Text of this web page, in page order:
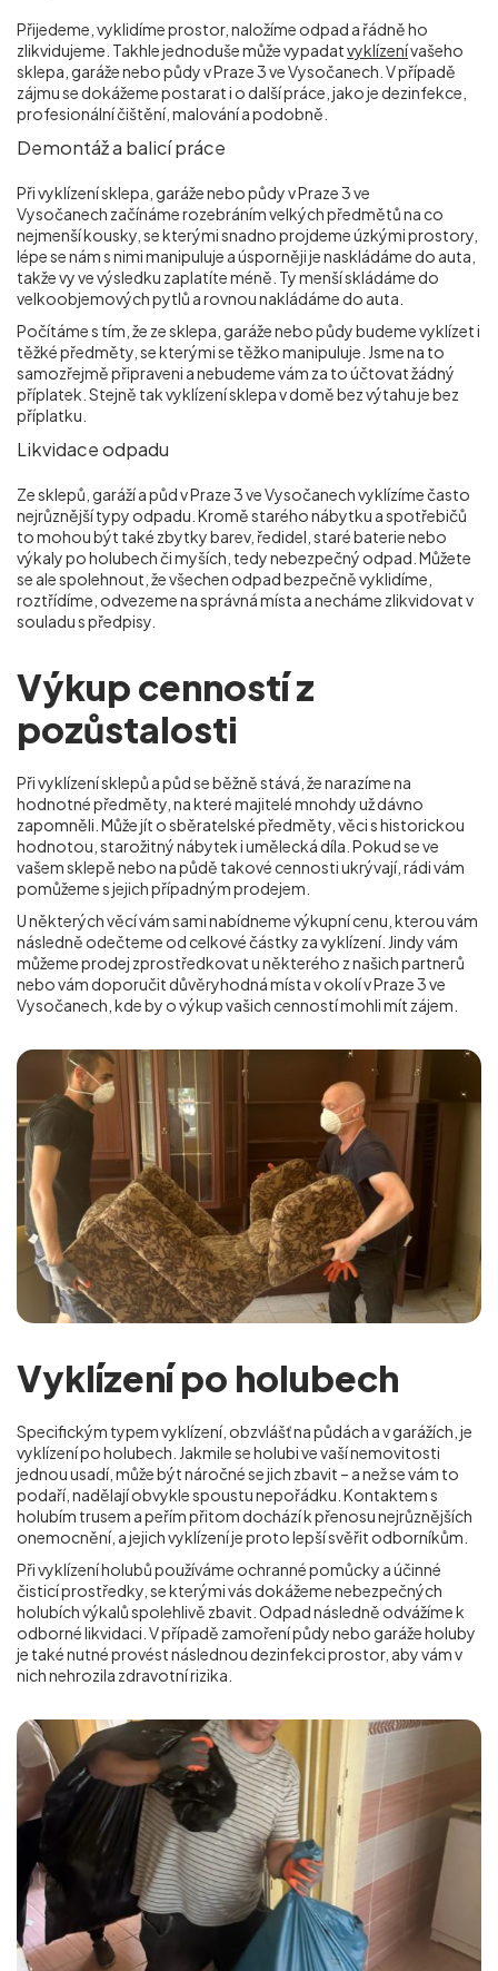
Přijedeme, vyklidíme prostor, naložíme odpad a řádně ho
zlikvidujeme. Takhle jednoduše může vypadatvyklízenívašeho
sklepa, garáže nebo půdy v Praze 3 ve Vysočanech . V případě
zájmu se dokážeme postarat i o další práce, jako je dezinfekce,
profesionální čištění, malování a podobně.
Demontáž a balicí práce
Při vyklízení sklepa, garáže nebo půdy v Praze 3 ve
Vysočanech začínáme rozebráním velkých předmětů na co
nejmenší kousky, se kterými snadno projdeme úzkými prostory,
lépe se nám s nimi manipuluje a úsporněji je naskládáme do auta,
takže vy ve výsledku zaplatíte méně. Ty menší skládáme do
velkoobjemových pytlů a rovnou nakládáme do auta.
Počítáme s tím, že ze sklepa, garáže nebo půdy budeme vyklízet i
těžké předměty, se kterými se těžko manipuluje. Jsme na to
samozřejmě připraveni a nebudeme vám za to účtovat žádný
příplatek. Stejně tak vyklízení sklepa v domě bez výtahu je bez
příplatku.
Likvidace odpadu
Ze sklepů, garáží a půd v Praze 3 ve Vysočanechvyklízíme často
nejrůznější typy odpadu. Kromě starého nábytku a spotřebičů
to mohou být také zbytky barev, ředidel, staré baterie nebo
výkaly po holubech či myších, tedy nebezpečný odpad. Můžete
se ale spolehnout, že všechen odpad bezpečně vyklidíme,
roztřídíme, odvezeme na správná místa a necháme zlikvidovat v
souladu s předpisy.
Výkup cenností z
pozůstalosti
Při vyklízení sklepů a půd se běžně stává, že narazíme na
hodnotné předměty, na které majitelé mnohdy už dávno
zapomněli. Může jít o sběratelské předměty, věci s historickou
hodnotou, starožitný nábytek i umělecká díla. Pokud se ve
vašem sklepě nebo na půdě takové cennosti ukrývají, rádi vám
pomůžeme s jejich případným prodejem.
U některých věcí vám sami nabídneme výkupní cenu, kterou vám
následně odečteme od celkové částky za vyklízení. Jindy vám
můžeme prodej zprostředkovat u některého z našich partnerů
nebo vám doporučit důvěryhodná místa v okolí v Praze 3 ve
Vysočanech , kde by o výkup vašich cenností mohli mít zájem.
Vyklízení po holubech
Specifickým typem vyklízení, obzvlášť na půdách a v garážích, je
vyklízení po holubech. Jakmile se holubi ve vaší nemovitosti
jednou usadí, může být náročné se jich zbavit – a než se vám to
podaří, nadělají obvykle spoustu nepořádku. Kontaktem s
holubím trusem a peřím přitom dochází k přenosu nejrůznějších
onemocnění, a jejich vyklízení je proto lepší svěřit odborníkům.
Při vyklízení holubů používáme ochranné pomůcky a účinné
čisticí prostředky, se kterými vás dokážeme nebezpečných
holubích výkalů spolehlivě zbavit. Odpad následně odvážíme k
odborné likvidaci. V případě zamoření půdy nebo garáže holuby
je také nutné provést následnou dezinfekci prostor, aby vám v
nich nehrozila zdravotní rizika.